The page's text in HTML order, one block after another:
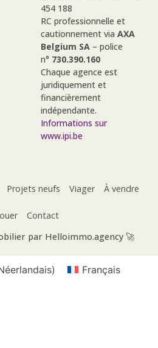
454 188
RC professionnelle et
cautionnement via AXA
Belgium SA– police
n° 730.390.160
Chaque agence est
juridiquement et
financièrement
indépendante.
Informations sur
www.ipi.be
Projets neufs Viager À vendre
Contact
par Helloimmo.agency 🚀
) Français